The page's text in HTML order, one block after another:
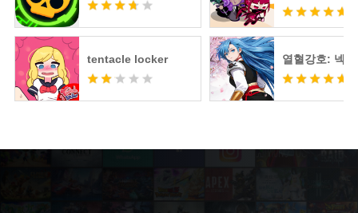
tentacle locker 열혈강호: 넥